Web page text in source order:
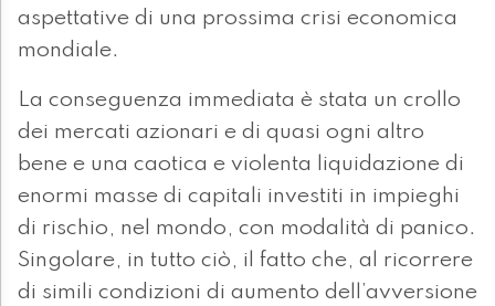
aspettative di una prossima crisi economica
mondiale.
La conseguenza immediata è stata un crollo
dei mercati azionari e di quasi ogni altro
bene e una caotica e violenta liquidazione di
enormi masse di capitali investiti in impieghi
di rischio, nel mondo, con modalità di panico.
Singolare, in tutto ciò, il fatto che, al ricorrere
di simili condizioni di aumento dell’avversione